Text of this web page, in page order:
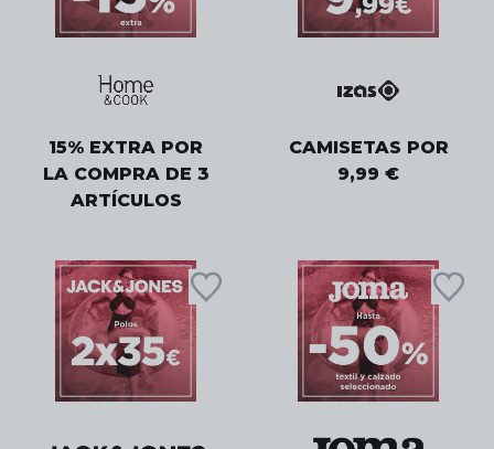
15% EXTRA POR
LA COMPRA DE 3
ARTÍCULOS
CAMISETAS POR
9,99 €